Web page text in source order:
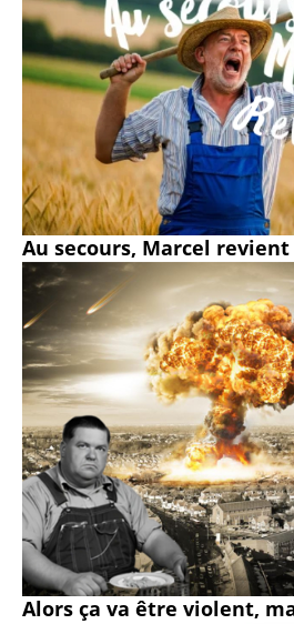
Au secours, Marcel revient
Alors ça va être violent,